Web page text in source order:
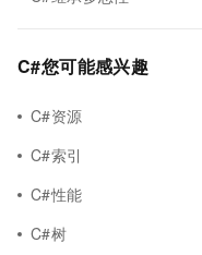
C#您可能感兴趣
C#资源
C#索引
C#性能
C#树